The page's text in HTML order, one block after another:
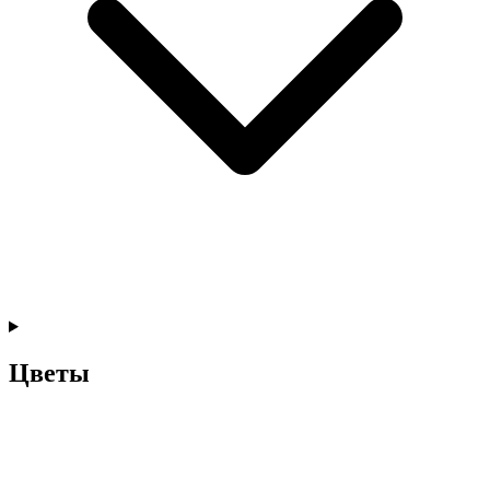
Цветы